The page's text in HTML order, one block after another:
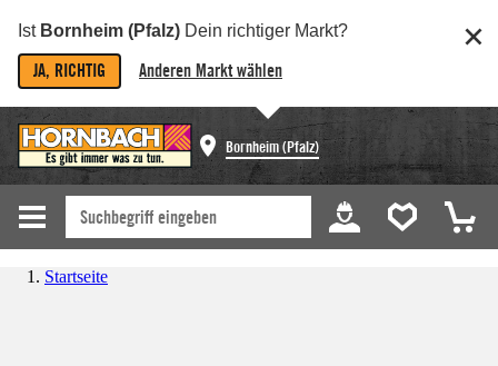
Ist Bornheim (Pfalz) Dein richtiger Markt?
JA, RICHTIG Anderen Markt wählen
Bornheim (Pfalz)
Startseite